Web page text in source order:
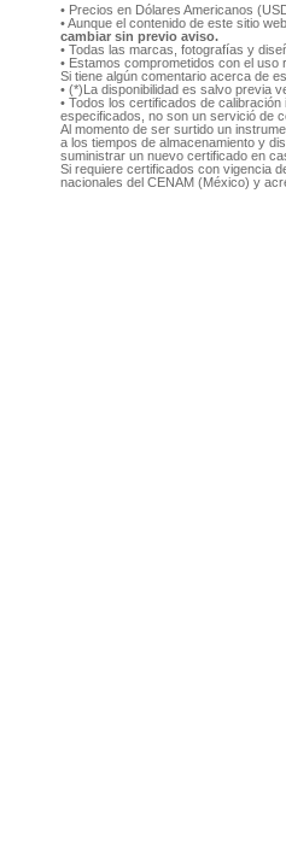
• Precios en Dólares Americanos
• Aunque el contenido de este sitio
cambiar sin previo aviso.
• Todas las marcas, fotografías y
• Estamos comprometidos con el
Si tiene algún comentario acerca de
• (*)La disponibilidad es salvo previa
• Todos los certificados de
especificados, no son un servició de
Al momento de ser surtido un
a los tiempos de almacenamiento y
suministrar un nuevo certificado en
Si requiere certificados con vigencia
nacionales del CENAM (México) y